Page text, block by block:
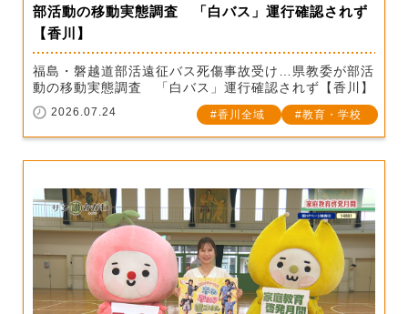
部活動の移動実態調査 「白バス」運行確認されず
【香川】
福島・磐越道部活遠征バス死傷事故受け…県教委が部活
動の移動実態調査 「白バス」運行確認されず【香川】
2026.07.24 香川全域 教育・学校